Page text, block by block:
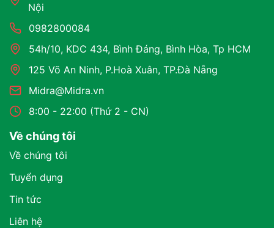
Nội
0982800084
54h/10, KDC 434, Bình Đáng, Bình Hòa, Tp HCM
125 Võ An Ninh, P.Hoà Xuân, TP.Đà Nẵng
Midra@Midra.vn
8:00 - 22:00 (Thứ 2 - CN)
Về chúng tôi
Về chúng tôi
Tuyển dụng
Tin tức
Liên hệ